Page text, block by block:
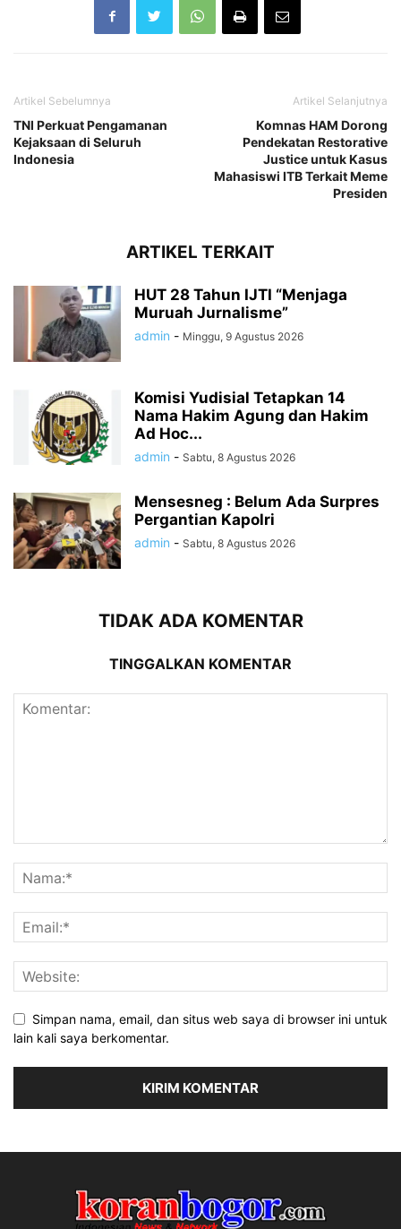
Artikel Sebelumnya
TNI Perkuat Pengamanan
Kejaksaan di Seluruh
Indonesia
Artikel Selanjutnya
Komnas HAM Dorong
Pendekatan Restorative
Justice untuk Kasus
Mahasiswi ITB Terkait Meme
Presiden
ARTIKEL TERKAIT
HUT 28 Tahun IJTI “Menjaga
Muruah Jurnalisme”
admin - Minggu, 9 Agustus 2026
Komisi Yudisial Tetapkan 14
Nama Hakim Agung dan Hakim
Ad Hoc...
admin - Sabtu, 8 Agustus 2026
Mensesneg : Belum Ada Surpres
Pergantian Kapolri
admin - Sabtu, 8 Agustus 2026
TIDAK ADA KOMENTAR
TINGGALKAN KOMENTAR
Simpan nama, email, dan situs web saya di browser ini untuk
lain kali saya berkomentar.